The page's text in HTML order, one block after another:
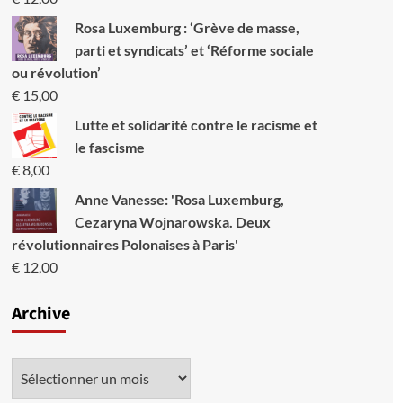
Rosa Luxemburg : ‘Grève de masse,
parti et syndicats’ et ‘Réforme sociale
ou révolution’
€15,00
Lutte et solidarité contre le racisme et
le fascisme
€8,00
Anne Vanesse: 'Rosa Luxemburg,
Cezaryna Wojnarowska. Deux
révolutionnaires Polonaises à Paris'
€12,00
Archive